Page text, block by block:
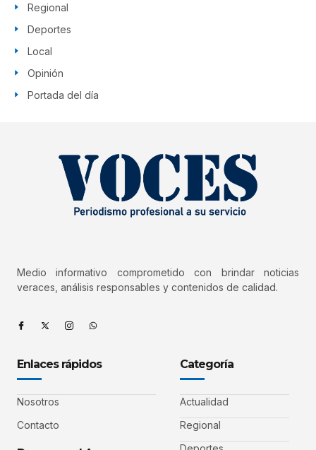
Regional
Deportes
Local
Opinión
Portada del día
Medio informativo comprometido con brindar noticias
veraces, análisis responsables y contenidos de calidad.
Enlaces rápidos
Nosotros
Contacto
Categoría
Actualidad
Regional